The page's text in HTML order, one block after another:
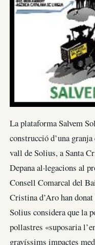
La plataforma Salvem
construcció d’una
vall de Solius, a Santa
Depana al·legacions al
Consell Comarcal del
Cristina d’Aro han
Solius considera que la
pollastres «suposaria
gravíssims impactes